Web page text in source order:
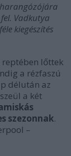
Vadkutya
kiegészítés
lőttek
a rézfaszú
délután az
a két
szezonnak.
–